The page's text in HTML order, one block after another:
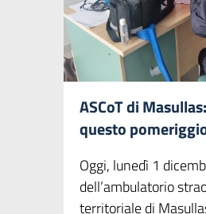
ASCoT di
questo
Oggi, lunedì 1
dell’ambulatorio
territoriale di